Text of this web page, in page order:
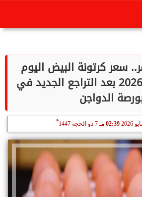
سعر كرتونة البيض اليوم
الأحد 24 مايو 2026 بعد التراجع الجديد في
الدواجن
02:39 مـ 7 ذو الحجة 1447
هـ